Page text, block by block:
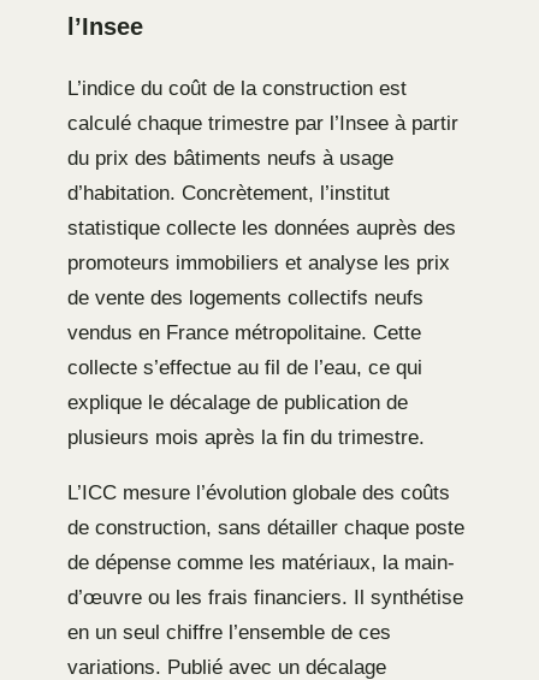
l’Insee
L’indice du coût de la construction est
calculé chaque trimestre par l’Insee à partir
du prix des bâtiments neufs à usage
d’habitation. Concrètement, l’institut
statistique collecte les données auprès des
promoteurs immobiliers et analyse les prix
de vente des logements collectifs neufs
vendus en France métropolitaine. Cette
collecte s’effectue au fil de l’eau, ce qui
explique le décalage de publication de
plusieurs mois après la fin du trimestre.
L’ICC mesure l’évolution globale des coûts
de construction, sans détailler chaque poste
de dépense comme les matériaux, la main-
d’œuvre ou les frais financiers. Il synthétise
en un seul chiffre l’ensemble de ces
variations. Publié avec un décalage